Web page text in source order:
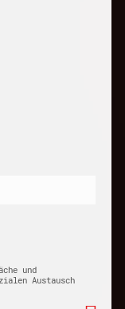
und
Austausch